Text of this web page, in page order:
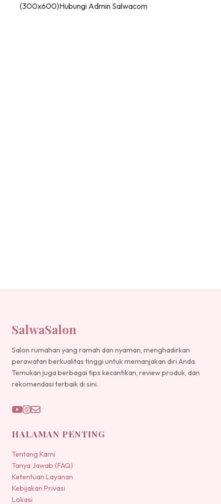
(300x600)Hubungi Admin Salwacom
SalwaSalon
Salon rumahan yang ramah dan nyaman, menghadirkan
perawatan berkualitas tinggi untuk memanjakan diri Anda.
Temukan juga berbagai tips kecantikan, review produk, dan
rekomendasi terbaik di sini.
HALAMAN PENTING
Tentang Kami
Tanya Jawab (FAQ)
Ketentuan Layanan
Kebijakan Privasi
Lokasi